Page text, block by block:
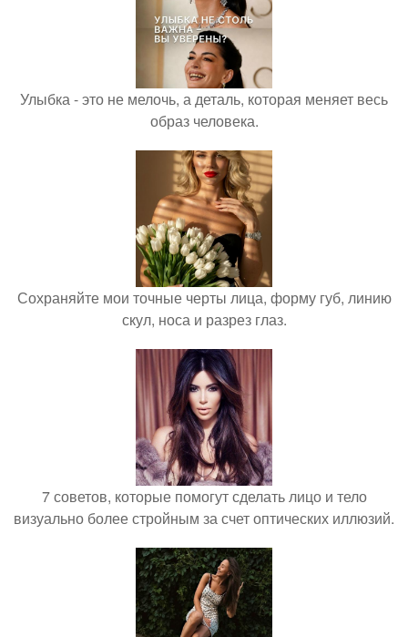
Улыбка - это не мелочь, а деталь, которая меняет весь
образ человека.
Сохраняйте мои точные черты лица, форму губ, линию
скул, носа и разрез глаз.
7 советов, которые помогут сделать лицо и тело
визуально более стройным за счет оптических иллюзий.